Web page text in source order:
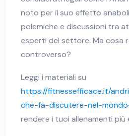
noto per il suo effetto
polemiche e discussioni tra
esperti del settore. Ma cosa
controverso?
Leggi i materiali su
https://fitnessefficace.it/
che-fa-discutere-nel-
rendere i tuoi allenamenti più